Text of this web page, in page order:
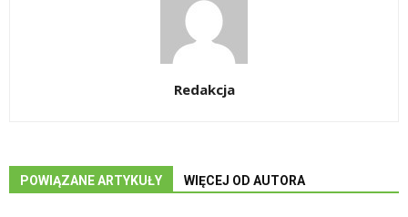
Redakcja
POWIĄZANE ARTYKUŁY WIĘCEJ OD AUTORA